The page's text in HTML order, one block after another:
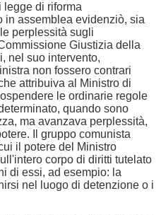
legge di riforma
in assemblea evidenziò, sia
perplessità sugli
Giustizia della
nel suo intervento,
non fossero contrari
attribuiva al Ministro di
le ordinarie regole
quando sono
ma avanzava perplessità,
Il gruppo comunista
il potere del Ministro
corpo di diritti tutelato
di essi, ad esempio: la
nel luogo di detenzione o i